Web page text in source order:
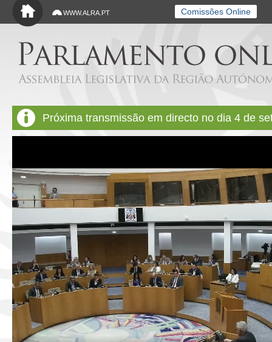
Saltar para o conteúdo principal
WWW.ALRA.PT Comissões Online
Próxima transmissão em directo no dia 4 de